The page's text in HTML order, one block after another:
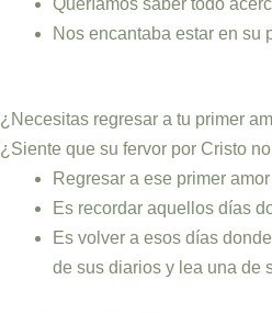
Queríamos saber todo
Nos encantaba estar en su
¿Necesitas regresar a tu primer
¿Siente que su fervor por Cristo
Regresar a ese primer
Es recordar aquellos días
Es volver a esos días
de sus diarios y lea una de